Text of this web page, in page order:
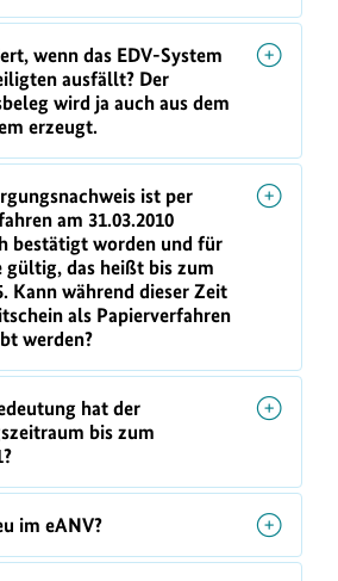
wenn das EDV-System
ausfällt? Der
wird ja auch aus dem
erzeugt.
ist per
am 31.03.2010
bestätigt worden und für
gültig, das heißt bis zum
Kann während dieser Zeit
als Papierverfahren
werden?
hat der
bis zum
im eANV?